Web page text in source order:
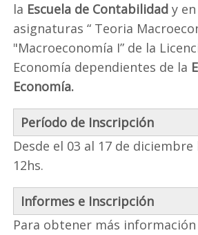
la Escuela de Contabilidady en
asignaturas “ Teoria
"Macroeconomía I” de la
Economía dependientes de la
Economía.
Período de Inscripción
Desde el 03 al 17 de diciembre
12hs.
Informes e Inscripción
Para obtener más